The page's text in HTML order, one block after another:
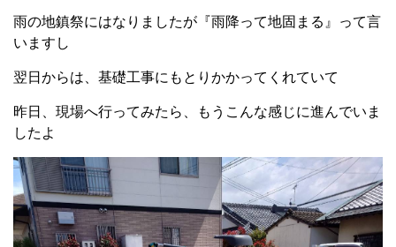
雨の地鎮祭にはなりましたが『雨降って地固まる』って言
いますし
翌日からは、基礎工事にもとりかかってくれていて
昨日、現場へ行ってみたら、もうこんな感じに進んでいま
したよ